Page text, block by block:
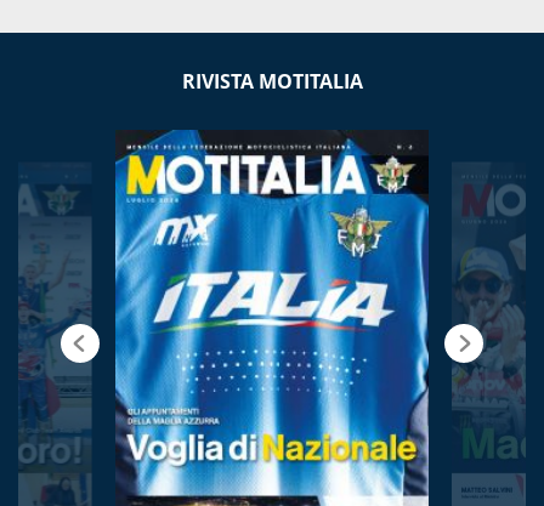
RIVISTA MOTITALIA